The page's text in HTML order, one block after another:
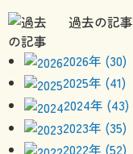
過去の記事
2026年 (30)
2025年 (41)
2024年 (43)
2023年 (35)
2022年 (52)